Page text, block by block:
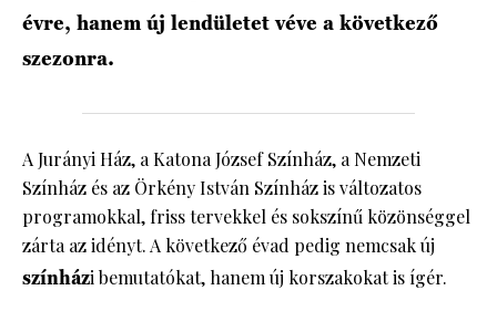
évre, hanem új lendületet véve a következő
szezonra.
A Jurányi Ház, a Katona József Színház, a Nemzeti
Színház és az Örkény István Színház is változatos
programokkal, friss tervekkel és sokszínű közönséggel
zárta az idényt. A következő évad pedig nemcsak új
színházi bemutatókat, hanem új korszakokat is ígér.